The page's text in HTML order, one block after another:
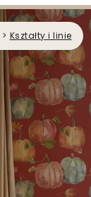
> Kształty i linie